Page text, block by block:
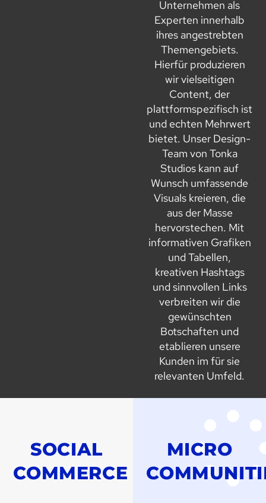
Unternehmen als
Experten innerhalb
ihres angestrebten
Themengebiets.
Hierfür produzieren
wir vielseitigen
Content, der
plattformspezifisch ist
und echten Mehrwert
bietet. Unser Design-
Team von Tonka
Studios kann auf
Wunsch umfassende
Visuals kreieren, die
aus der Masse
hervorstechen. Mit
informativen Grafiken
und Tabellen,
kreativen Hashtags
und sinnvollen Links
verbreiten wir die
gewünschten
Botschaften und
etablieren unsere
Kunden im für sie
relevanten Umfeld.
SOCIAL
COMMERCE
MICRO